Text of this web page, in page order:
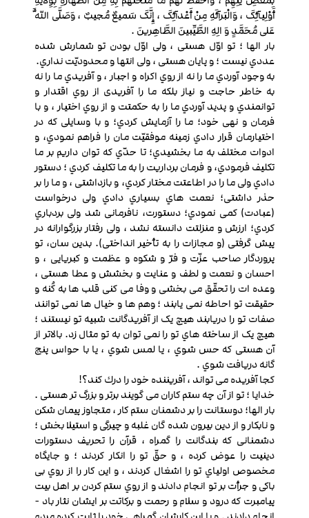
أَوْلِیآئِکَ ، وَالْبَرآئَهِ مِنْ أَعْدآئِکَ ، إِنَّکَ سَمیعٌ مُجیبٌ ، وَصَلَّی اللَّهُ
عَلی مُحَمَّدٍ وَ الِهِ الطَّیِّبینَ الطَّاهِرینَ .
بار الها ؛ تو اوّل هستی ، ولی اوّل بودن تو شمارش شده
عددي نیست ؛ و پایان هستی ، ولی انتها و محدودیّت نداري.
به وجود آوردي ما را نه از روي اکراه و اجبار ، و آفریدي ما را نه
به خاطر حاجت و نیاز بلکه ما را آفریدی از روي اقتدار و
توانمندي و پدید آوردي ما را به حکمتت و از روي اختیار ، و با
فرمان و نهی خود؛ ما را آزمایش کردي؛ و با وسایلی که در
اختیارمان قرار دادي زمینه موفقیّت مان را فراهم نمودي، و
ادوات مختلف به ما بخشیدي؛ تا حدّي که توان داریم بر ما
تکلیف فرمودي، و فرمان برداریت را به ما تکلیف کردي ؛ دستور
دادي ولی ما را در اطاعتت مختار کردي، و بازداشتی ، و ما را بر
حذر داشتی؛ نعمت هاي بسیاري دادي ولی درخواست
(عبادت) کمی نمودي؛ دستورت، نافرمانی شد ولی بردباري
کردي؛ ارزش و منزلتت دانسته نشد ، ولی رفتار بزرگوارانه در
پیش گرفتی (و مجازات را به تأخیر انداختی). بدین سان، تو
پروردگار صاحب عزّت و فرّ و شکوه و عظمت و کبریایی ، و
احسان و نعمت و لطف و عنایت و بخشش و عطا هستی ،
وعده ات را تحقّق می بخشی و وفا می کنی قلب ها به کُنه و
حقیقت تو احاطه نمی یابند ؛ وهم ها و خیال ها نمی توانند
صفات تو را دریابند هیچ یک از آفریدگانت شبیه تو نیستند ؛
هیچ یک از ساخته هاي تو را نمی توان به تو مثال زد. بالاتر از
آن هستی که حس شوي ، یا لمس شوي ، یا با حواس پنج
گانه دریافت شوي .
کجا آفریده می تواند ، آفریننده خود را درك کند؟!
خدایا ؛ تو از آن چه ستم کاران می گویند برتر و بزرگ تر هستی .
بار الها؛ دوستانت را بر دشمنان ستم کار ، متجاوز پیمان شکن
و نابکار و از دین بیرون شده گان غلبه و چیرگی و استیلا بخش ؛
دشمنانی که بندگانت را گمراه ، قرآن را تحریف دستورات
دینیت را عوض کرده ، و حقّ تو را انکار کردند ؛ و جایگاه
مخصوص اولیاي تو را اشغال کردند ، و این کار را از روي بی
باکی و جرأت بر تو انجام دادند و از روي ستم کردن بر اهل بیت
پیامبرت که درود و سلام و رحمت و برکاتت بر ایشان نثار باد -